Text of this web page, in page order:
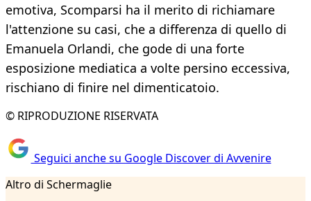
emotiva, Scomparsi ha il merito di richiamare
l'attenzione su casi, che a differenza di quello di
Emanuela Orlandi, che gode di una forte
esposizione mediatica a volte persino eccessiva,
rischiano di finire nel dimenticatoio.
© RIPRODUZIONE RISERVATA
Seguici anche su Google Discover di Avvenire
Altro di Schermaglie